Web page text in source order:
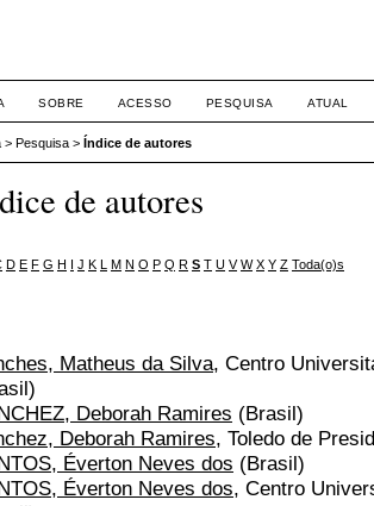
SOBRE ACESSO PESQUISA ATUAL
> Pesquisa > Índice de autores
de autores
D E F G H I J K L M N O P Q R S T U V W X Y Z Toda(o)s
Matheus da Silva, Centro
Deborah Ramires (Brasil)
Deborah Ramires, Toledo de
Éverton Neves dos (Brasil)
Éverton Neves dos, Centro